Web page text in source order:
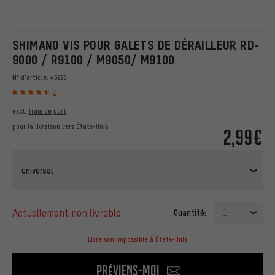
SHIMANO VIS POUR GALETS DE DÉRAILLEUR RD-
9000 / R9100 / M9050/ M9100
N° d'article: 45226
2
2,99€
excl. frais de port
pour la livraison vers États-Unis
universal
actuellement non livrable Quantité: 1
Livraison impossible à États-Unis
Préviens-moi